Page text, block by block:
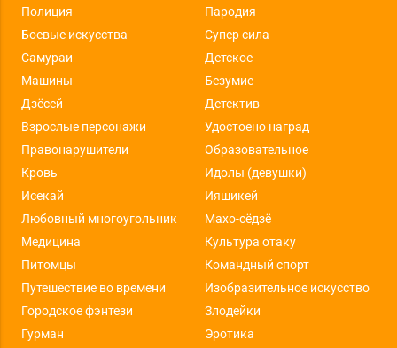
Полиция
Пародия
Боевые искусства
Супер сила
Самураи
Детское
Машины
Безумие
Дзёсей
Детектив
Взрослые персонажи
Удостоено наград
Правонарушители
Образовательное
Кровь
Идолы (девушки)
Исекай
Ияшикей
Любовный многоугольник
Махо-сёдзё
Медицина
Культура отаку
Питомцы
Командный спорт
Путешествие во времени
Изобразительное искусство
Городское фэнтези
Злодейки
Гурман
Эротика